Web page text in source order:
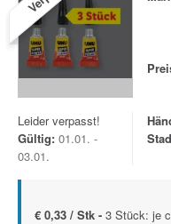
Leider verpasst!
Gültig: 01.01. -
03.01.
€ 0,33 / Stk - 3 Stück: je